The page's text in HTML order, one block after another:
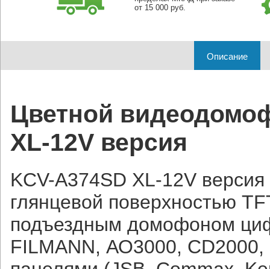
от 15 000 руб.
Описание
Цветной
XL-12V версия
KCV-A374SD XL-12V
глянцевой поверхностью
подъездным домофоном
FILMANN, АО3000,